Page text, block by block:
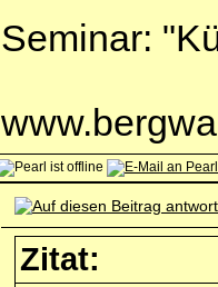
Seminar:
Zitat: